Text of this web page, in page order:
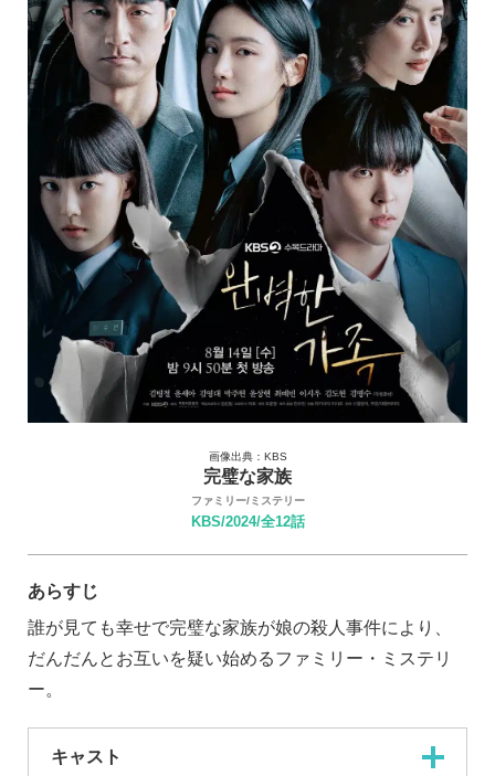
画像出典：KBS
完璧な家族
ファミリー/ミステリー
KBS/2024/全12話
あらすじ
誰が見ても幸せで完璧な家族が娘の殺人事件により、
だんだんとお互いを疑い始めるファミリー・ミステリ
ー。
キャスト